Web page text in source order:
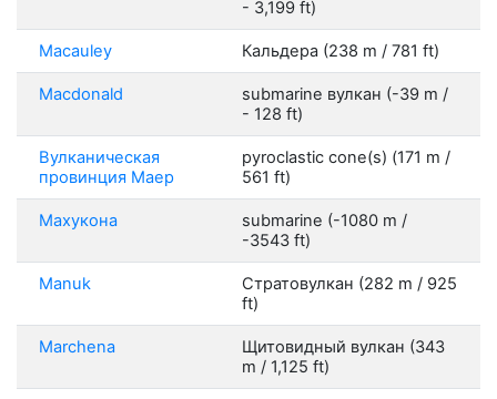
- 3,199 ft)
Macauley Кальдера (238 m / 781 ft)
Macdonald
submarine вулкан (-39 m /
- 128 ft)
Вулканическая
провинция Маер
pyroclastic cone(s) (171 m /
561 ft)
Махукона
submarine (-1080 m /
-3543 ft)
Manuk
Стратовулкан (282 m / 925
ft)
Marchena
Щитовидный вулкан (343
m / 1,125 ft)